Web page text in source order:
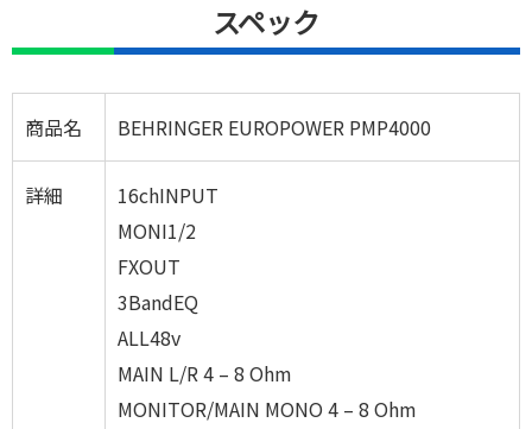
スペック
商品名 BEHRINGER EUROPOWER PMP4000
詳細
16chINPUT
MONI1/2
FXOUT
3BandEQ
ALL48v
MAIN L/R 4 – 8 Ohm
MONITOR/MAIN MONO 4 – 8 Ohm